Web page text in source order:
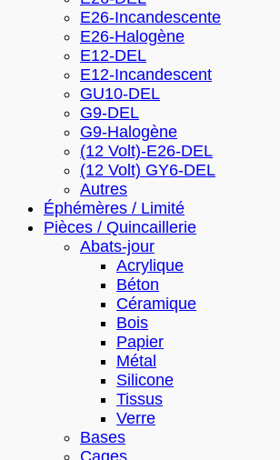
E26-Incandescente
E26-Halogène
E12-DEL
E12-Incandescent
GU10-DEL
G9-DEL
G9-Halogène
(12 Volt)-E26-DEL
(12 Volt) GY6-DEL
Autres
Éphémères / Limité
Pièces / Quincaillerie
Abats-jour
Acrylique
Béton
Céramique
Bois
Papier
Métal
Silicone
Tissus
Verre
Bases
Cages